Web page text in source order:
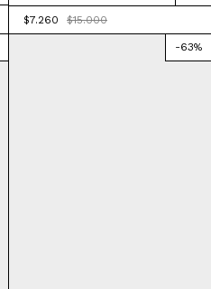
$7.260 $15.000
-63%